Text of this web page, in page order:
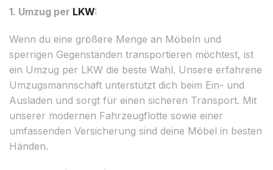
1. Umzug per LKW:
Wenn du eine größere Menge an Möbeln und
sperrigen Gegenständen transportieren möchtest, ist
ein Umzug per LKW die beste Wahl. Unsere erfahrene
Umzugsmannschaft unterstützt dich beim Ein- und
Ausladen und sorgt für einen sicheren Transport. Mit
unserer modernen Fahrzeugflotte sowie einer
umfassenden Versicherung sind deine Möbel in besten
Händen.